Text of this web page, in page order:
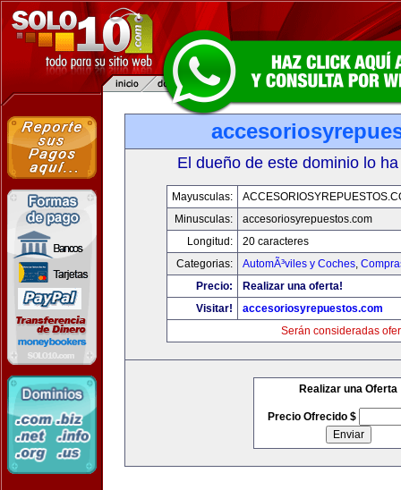
El dueño de este dominio lo
Mayusculas:
Minusculas:
accesoriosyrepuestos.com
Longitud:
20 caracteres
Categorias:
AutomÃ³viles y Coches,
Precio:
Realizar una oferta!
Visitar!
accesoriosyrepuestos.com
Serán consideradas
Realizar una Oferta
Precio Ofrecido $